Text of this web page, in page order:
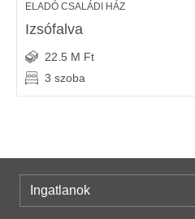
ELADÓ CSALÁDI HÁZ
Izsófalva
22.5 M Ft
3 szoba
Ingatlanok